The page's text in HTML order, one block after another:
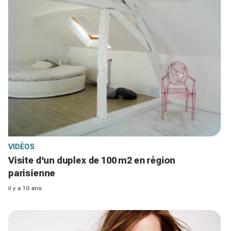
VIDÉOS
Visite d'un duplex de 100 m2 en région
parisienne
il y a 10 ans